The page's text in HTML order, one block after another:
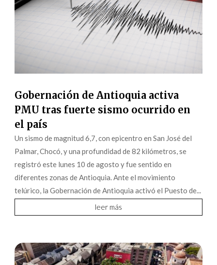
Gobernación de Antioquia activa
PMU tras fuerte sismo ocurrido en
el país
Un sismo de magnitud 6,7, con epicentro en San José del
Palmar, Chocó, y una profundidad de 82 kilómetros, se
registró este lunes 10 de agosto y fue sentido en
diferentes zonas de Antioquia. Ante el movimiento
telúrico, la Gobernación de Antioquia activó el Puesto de...
leer más